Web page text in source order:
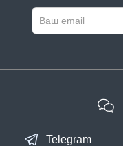
Telegram